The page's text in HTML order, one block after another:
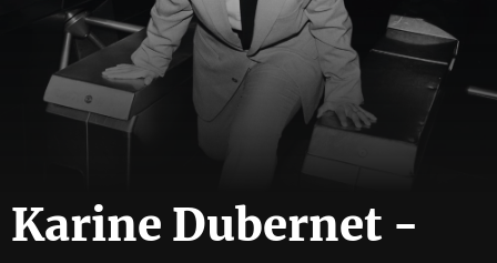
Karine Dubernet -